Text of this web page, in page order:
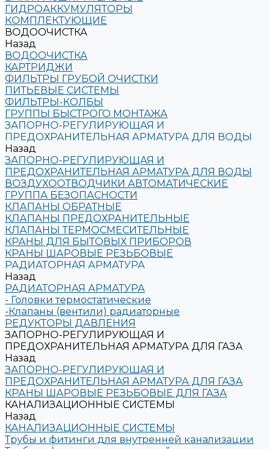
ГИДРОАККУМУЛЯТОРЫ
КОМПЛЕКТУЮЩИЕ
ВОДООЧИСТКА
Назад
ВОДООЧИСТКА
КАРТРИДЖИ
ФИЛЬТРЫ ГРУБОЙ ОЧИСТКИ
ПИТЬЕВЫЕ СИСТЕМЫ
ФИЛЬТРЫ-КОЛБЫ
ГРУППЫ БЫСТРОГО МОНТАЖА
ЗАПОРНО-РЕГУЛИРУЮЩАЯ И
ПРЕДОХРАНИТЕЛЬНАЯ АРМАТУРА ДЛЯ ВОДЫ
Назад
ЗАПОРНО-РЕГУЛИРУЮЩАЯ И
ПРЕДОХРАНИТЕЛЬНАЯ АРМАТУРА ДЛЯ ВОДЫ
ВОЗДУХООТВОДЧИКИ АВТОМАТИЧЕСКИЕ
ГРУППА БЕЗОПАСНОСТИ
КЛАПАНЫ ОБРАТНЫЕ
КЛАПАНЫ ПРЕДОХРАНИТЕЛЬНЫЕ
КЛАПАНЫ ТЕРМОСМЕСИТЕЛЬНЫЕ
КРАНЫ ДЛЯ БЫТОВЫХ ПРИБОРОВ
КРАНЫ ШАРОВЫЕ РЕЗЬБОВЫЕ
РАДИАТОРНАЯ АРМАТУРА
Назад
РАДИАТОРНАЯ АРМАТУРА
- Головки термостатические
-Клапаны (вентили) радиаторные
РЕДУКТОРЫ ДАВЛЕНИЯ
ЗАПОРНО-РЕГУЛИРУЮЩАЯ И
ПРЕДОХРАНИТЕЛЬНАЯ АРМАТУРА ДЛЯ ГАЗА
Назад
ЗАПОРНО-РЕГУЛИРУЮЩАЯ И
ПРЕДОХРАНИТЕЛЬНАЯ АРМАТУРА ДЛЯ ГАЗА
КРАНЫ ШАРОВЫЕ РЕЗЬБОВЫЕ ДЛЯ ГАЗА
КАНАЛИЗАЦИОННЫЕ СИСТЕМЫ
Назад
КАНАЛИЗАЦИОННЫЕ СИСТЕМЫ
Трубы и фитинги для внутренней канализации